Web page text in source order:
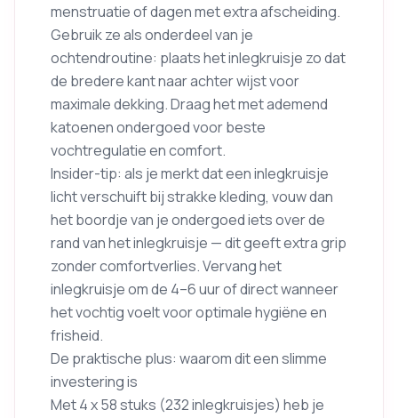
menstruatie of dagen met extra afscheiding.
Gebruik ze als onderdeel van je
ochtendroutine: plaats het inlegkruisje zo dat
de bredere kant naar achter wijst voor
maximale dekking. Draag het met ademend
katoenen ondergoed voor beste
vochtregulatie en comfort.
Insider-tip: als je merkt dat een inlegkruisje
licht verschuift bij strakke kleding, vouw dan
het boordje van je ondergoed iets over de
rand van het inlegkruisje — dit geeft extra grip
zonder comfortverlies. Vervang het
inlegkruisje om de 4–6 uur of direct wanneer
het vochtig voelt voor optimale hygiëne en
frisheid.
De praktische plus: waarom dit een slimme
investering is
Met 4 x 58 stuks (232 inlegkruisjes) heb je